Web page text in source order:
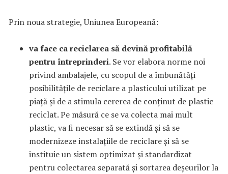
Prin noua strategie, Uniunea Europeană:
va face ca reciclarea să devină profitabilă
pentru întreprinderi. Se vor elabora norme noi
privind ambalajele, cu scopul de a îmbunătăți
posibilitățile de reciclare a plasticului utilizat pe
piață și de a stimula cererea de conținut de plastic
reciclat. Pe măsură ce se va colecta mai mult
plastic, va fi necesar să se extindă și să se
modernizeze instalațiile de reciclare și să se
instituie un sistem optimizat și standardizat
pentru colectarea separată și sortarea deșeurilor la